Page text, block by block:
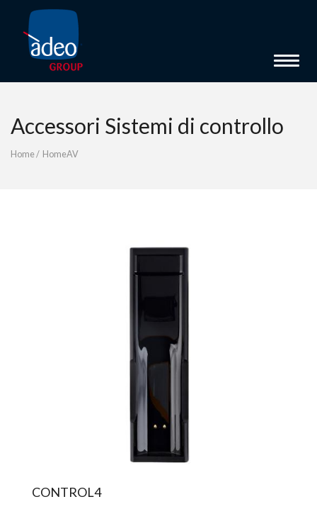
Toggle
Accessori Sistemi di controllo
Home/ HomeAV
CONTROL4